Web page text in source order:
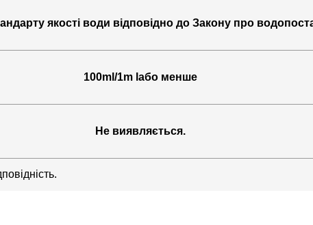
якості води відповідно до Закону про
100ml/1m lабо менше
Не виявляється.